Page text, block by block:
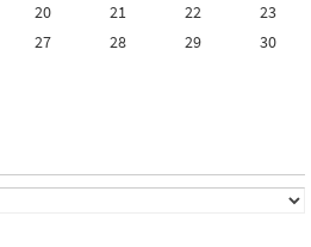
20 21 22
23
27 28 29
30